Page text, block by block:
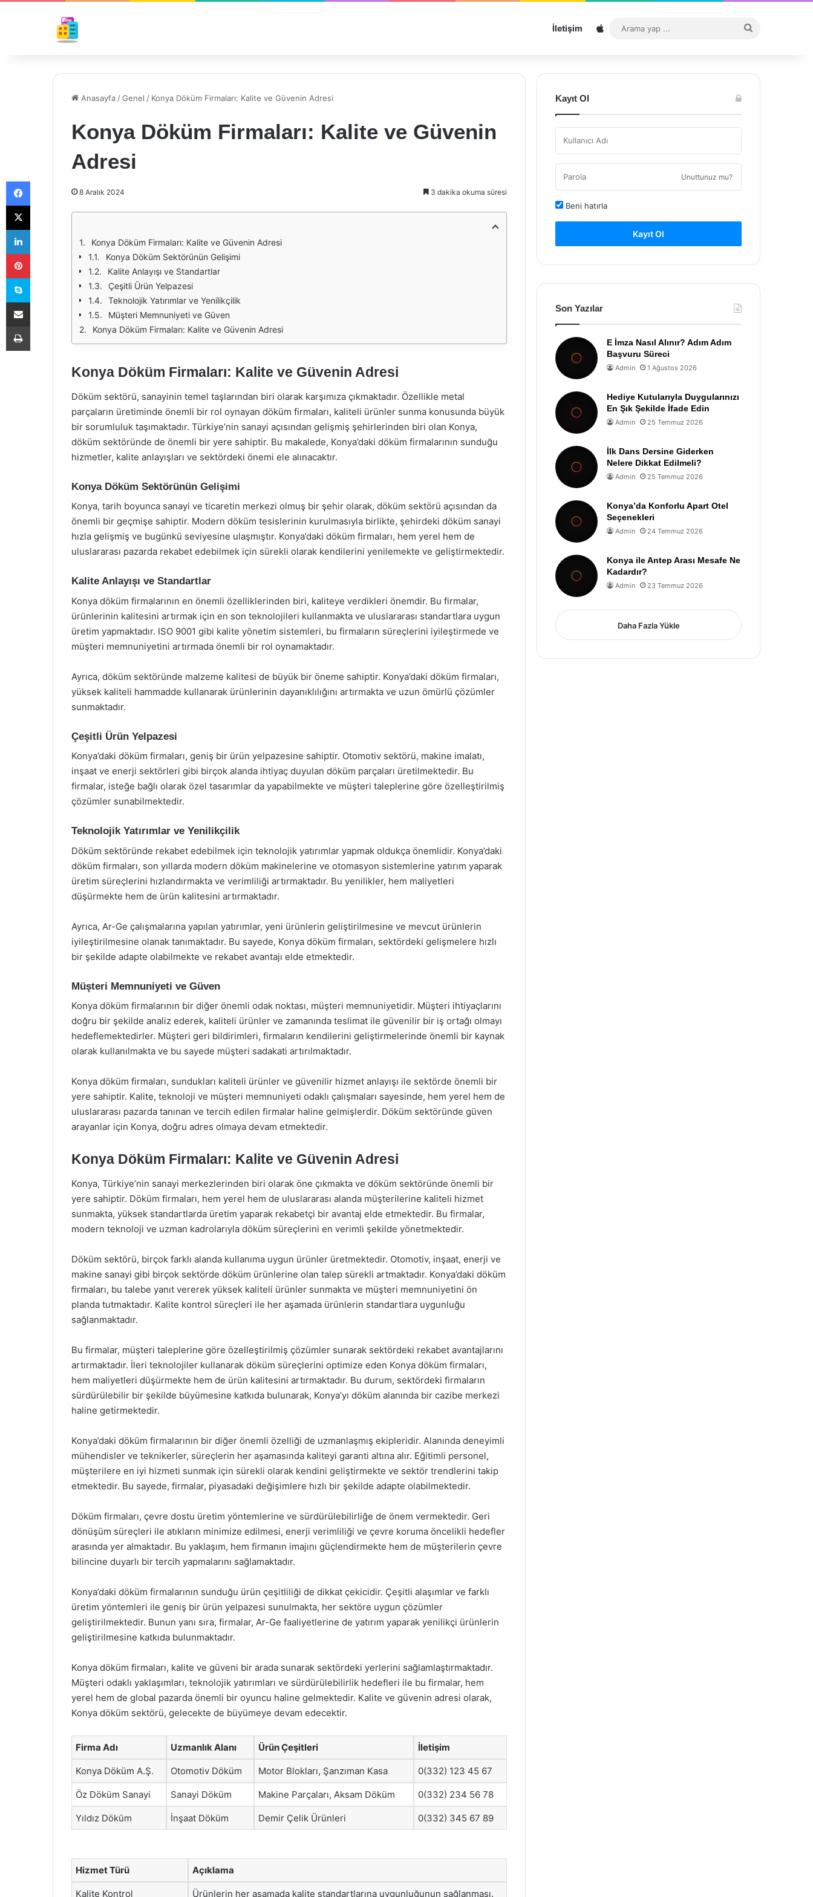
İletişim Sitemap
...
Anasayfa /Genel / Konya Döküm Firmaları: Kalite ve Güvenin Adresi
Konya Döküm Firmaları: Kalite ve Güvenin
Adresi
8 Aralık 2024 3 dakika okuma süresi
Konya Döküm Firmaları: Kalite ve Güvenin Adresi
Konya Döküm Sektörünün Gelişimi
Kalite Anlayışı ve Standartlar
Çeşitli Ürün Yelpazesi
Teknolojik Yatırımlar ve Yenilikçilik
Müşteri Memnuniyeti ve Güven
Konya Döküm Firmaları: Kalite ve Güvenin Adresi
Konya Döküm Firmaları: Kalite ve Güvenin Adresi
Döküm sektörü, sanayinin temel taşlarından biri olarak karşımıza çıkmaktadır. Özellikle metal
parçaların üretiminde önemli bir rol oynayan döküm firmaları, kaliteli ürünler sunma konusunda büyük
bir sorumluluk taşımaktadır. Türkiye’nin sanayi açısından gelişmiş şehirlerinden biri olan Konya,
döküm sektöründe de önemli bir yere sahiptir. Bu makalede, Konya’daki döküm firmalarının sunduğu
hizmetler, kalite anlayışları ve sektördeki önemi ele alınacaktır.
Konya Döküm Sektörünün Gelişimi
Konya, tarih boyunca sanayi ve ticaretin merkezi olmuş bir şehir olarak, döküm sektörü açısından da
önemli bir geçmişe sahiptir. Modern döküm tesislerinin kurulmasıyla birlikte, şehirdeki döküm sanayi
hızla gelişmiş ve bugünkü seviyesine ulaşmıştır. Konya’daki döküm firmaları, hem yerel hem de
uluslararası pazarda rekabet edebilmek için sürekli olarak kendilerini yenilemekte ve geliştirmektedir.
Kalite Anlayışı ve Standartlar
Konya döküm firmalarının en önemli özelliklerinden biri, kaliteye verdikleri önemdir. Bu firmalar,
ürünlerinin kalitesini artırmak için en son teknolojileri kullanmakta ve uluslararası standartlara uygun
üretim yapmaktadır. ISO 9001 gibi kalite yönetim sistemleri, bu firmaların süreçlerini iyileştirmede ve
müşteri memnuniyetini artırmada önemli bir rol oynamaktadır.
Ayrıca, döküm sektöründe malzeme kalitesi de büyük bir öneme sahiptir. Konya’daki döküm firmaları,
yüksek kaliteli hammadde kullanarak ürünlerinin dayanıklılığını artırmakta ve uzun ömürlü çözümler
sunmaktadır.
Çeşitli Ürün Yelpazesi
Konya’daki döküm firmaları, geniş bir ürün yelpazesine sahiptir. Otomotiv sektörü, makine imalatı,
inşaat ve enerji sektörleri gibi birçok alanda ihtiyaç duyulan döküm parçaları üretilmektedir. Bu
firmalar, isteğe bağlı olarak özel tasarımlar da yapabilmekte ve müşteri taleplerine göre özelleştirilmiş
çözümler sunabilmektedir.
Teknolojik Yatırımlar ve Yenilikçilik
Döküm sektöründe rekabet edebilmek için teknolojik yatırımlar yapmak oldukça önemlidir. Konya’daki
döküm firmaları, son yıllarda modern döküm makinelerine ve otomasyon sistemlerine yatırım yaparak
üretim süreçlerini hızlandırmakta ve verimliliği artırmaktadır. Bu yenilikler, hem maliyetleri
düşürmekte hem de ürün kalitesini artırmaktadır.
Ayrıca, Ar-Ge çalışmalarına yapılan yatırımlar, yeni ürünlerin geliştirilmesine ve mevcut ürünlerin
iyileştirilmesine olanak tanımaktadır. Bu sayede, Konya döküm firmaları, sektördeki gelişmelere hızlı
bir şekilde adapte olabilmekte ve rekabet avantajı elde etmektedir.
Müşteri Memnuniyeti ve Güven
Konya döküm firmalarının bir diğer önemli odak noktası, müşteri memnuniyetidir. Müşteri ihtiyaçlarını
doğru bir şekilde analiz ederek, kaliteli ürünler ve zamanında teslimat ile güvenilir bir iş ortağı olmayı
hedeflemektedirler. Müşteri geri bildirimleri, firmaların kendilerini geliştirmelerinde önemli bir kaynak
olarak kullanılmakta ve bu sayede müşteri sadakati artırılmaktadır.
Konya döküm firmaları, sundukları kaliteli ürünler ve güvenilir hizmet anlayışı ile sektörde önemli bir
yere sahiptir. Kalite, teknoloji ve müşteri memnuniyeti odaklı çalışmaları sayesinde, hem yerel hem de
uluslararası pazarda tanınan ve tercih edilen firmalar haline gelmişlerdir. Döküm sektöründe güven
arayanlar için Konya, doğru adres olmaya devam etmektedir.
Konya Döküm Firmaları: Kalite ve Güvenin Adresi
Konya, Türkiye’nin sanayi merkezlerinden biri olarak öne çıkmakta ve döküm sektöründe önemli bir
yere sahiptir. Döküm firmaları, hem yerel hem de uluslararası alanda müşterilerine kaliteli hizmet
sunmakta, yüksek standartlarda üretim yaparak rekabetçi bir avantaj elde etmektedir. Bu firmalar,
modern teknoloji ve uzman kadrolarıyla döküm süreçlerini en verimli şekilde yönetmektedir.
Döküm sektörü, birçok farklı alanda kullanıma uygun ürünler üretmektedir. Otomotiv, inşaat, enerji ve
makine sanayi gibi birçok sektörde döküm ürünlerine olan talep sürekli artmaktadır. Konya’daki döküm
firmaları, bu talebe yanıt vererek yüksek kaliteli ürünler sunmakta ve müşteri memnuniyetini ön
planda tutmaktadır. Kalite kontrol süreçleri ile her aşamada ürünlerin standartlara uygunluğu
sağlanmaktadır.
Bu firmalar, müşteri taleplerine göre özelleştirilmiş çözümler sunarak sektördeki rekabet avantajlarını
artırmaktadır. İleri teknolojiler kullanarak döküm süreçlerini optimize eden Konya döküm firmaları,
hem maliyetleri düşürmekte hem de ürün kalitesini artırmaktadır. Bu durum, sektördeki firmaların
sürdürülebilir bir şekilde büyümesine katkıda bulunarak, Konya’yı döküm alanında bir cazibe merkezi
haline getirmektedir.
Konya’daki döküm firmalarının bir diğer önemli özelliği de uzmanlaşmış ekipleridir. Alanında deneyimli
mühendisler ve teknikerler, süreçlerin her aşamasında kaliteyi garanti altına alır. Eğitimli personel,
müşterilere en iyi hizmeti sunmak için sürekli olarak kendini geliştirmekte ve sektör trendlerini takip
etmektedir. Bu sayede, firmalar, piyasadaki değişimlere hızlı bir şekilde adapte olabilmektedir.
Döküm firmaları, çevre dostu üretim yöntemlerine ve sürdürülebilirliğe de önem vermektedir. Geri
dönüşüm süreçleri ile atıkların minimize edilmesi, enerji verimliliği ve çevre koruma öncelikli hedefler
arasında yer almaktadır. Bu yaklaşım, hem firmanın imajını güçlendirmekte hem de müşterilerin çevre
bilincine duyarlı bir tercih yapmalarını sağlamaktadır.
Konya’daki döküm firmalarının sunduğu ürün çeşitliliği de dikkat çekicidir. Çeşitli alaşımlar ve farklı
üretim yöntemleri ile geniş bir ürün yelpazesi sunulmakta, her sektöre uygun çözümler
geliştirilmektedir. Bunun yanı sıra, firmalar, Ar-Ge faaliyetlerine de yatırım yaparak yenilikçi ürünlerin
geliştirilmesine katkıda bulunmaktadır.
Konya döküm firmaları, kalite ve güveni bir arada sunarak sektördeki yerlerini sağlamlaştırmaktadır.
Müşteri odaklı yaklaşımları, teknolojik yatırımları ve sürdürülebilirlik hedefleri ile bu firmalar, hem
yerel hem de global pazarda önemli bir oyuncu haline gelmektedir. Kalite ve güvenin adresi olarak,
Konya döküm sektörü, gelecekte de büyümeye devam edecektir.
Firma Adı Uzmanlık Alanı Ürün Çeşitleri İletişim
Konya Döküm A.Ş. Otomotiv Döküm Motor Blokları, Şanzıman Kasa 0(332) 123 45 67
Öz Döküm Sanayi Sanayi Döküm Makine Parçaları, Aksam Döküm 0(332) 234 56 78
Yıldız Döküm İnşaat Döküm Demir Çelik Ürünleri 0(332) 345 67 89
Hizmet Türü Açıklama
Kalite Kontrol Ürünlerin her aşamada kalite standartlarına uygunluğunun sağlanması.
Kayıt Ol
Unuttunuz mu?
Beni hatırla
Kayıt Ol
Son Yazılar
E İmza Nasıl Alınır? Adım Adım
Başvuru Süreci
Admin 1 Ağustos 2026
Hediye Kutularıyla Duygularınızı
En Şık Şekilde İfade Edin
Admin 25 Temmuz 2026
İlk Dans Dersine Giderken
Nelere Dikkat Edilmeli?
Admin 25 Temmuz 2026
Konya’da Konforlu Apart Otel
Seçenekleri
Admin 24 Temmuz 2026
Konya ile Antep Arası Mesafe Ne
Kadardır?
Admin 23 Temmuz 2026
Daha Fazla Yükle
Facebook
X
LinkedIn
Pinterest
Skype
E-Posta ile paylaş